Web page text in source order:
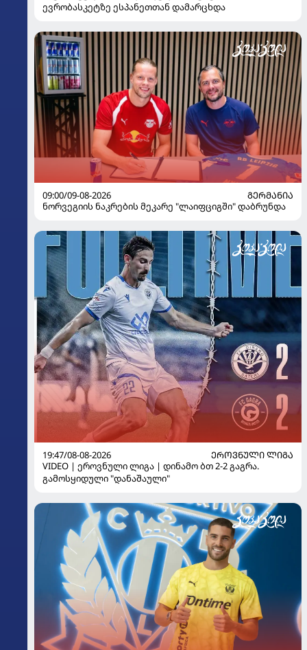
ევრობასკეტზე ესპანეთთან დამარცხდა
09:00/09-08-2026
ᲒᲔᲠᲛᲐᲜᲘᲐ
ნორვეგიის ნაკრების მეკარე "ლაიფციგში" დაბრუნდა
19:47/08-08-2026
ᲔᲠᲝᲕᲜᲣᲚᲘ ᲚᲘᲒᲐ
VIDEO | ეროვნული ლიგა | დინამო ბთ 2-2 გაგრა.
გამოსყიდული "დანაშაული"